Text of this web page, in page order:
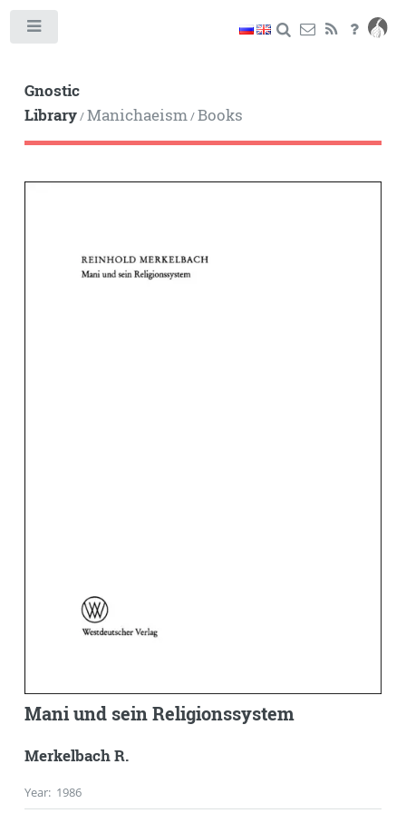
Gnostic
Library/Manichaeism/Books
Mani und sein Religionssystem
Merkelbach R.
Year: 1986